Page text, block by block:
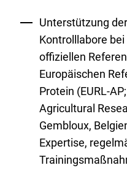
Unterstützung
Kontrolllabore
offiziellen
Europäischen
Protein (EURL-
Agricultural
Gembloux,
Expertise,